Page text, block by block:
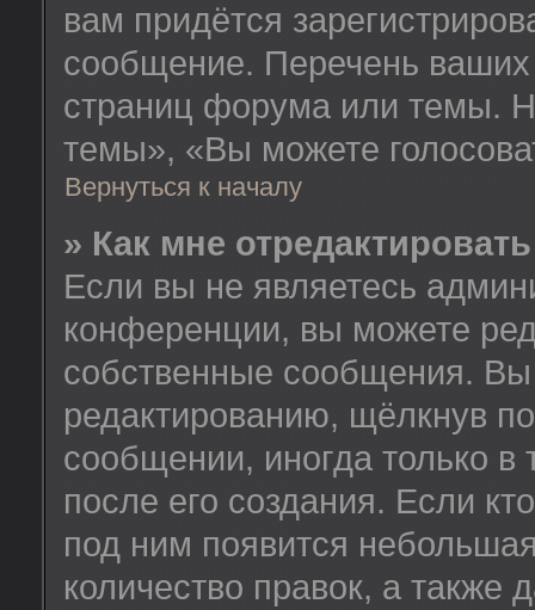
вам придётся
сообщение. Перечень ваших
страниц форума или темы.
темы», «Вы можете
Вернуться к началу
» Как мне
Если вы не являетесь
конференции, вы можете
собственные сообщения.
редактированию, щёлкнув
сообщении, иногда только в
после его создания. Если
под ним появится
количество правок, а также